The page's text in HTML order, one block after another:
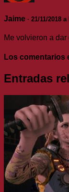
Jaime · 21/11/2018
Me volvieron a
Los comentarios
Entradas